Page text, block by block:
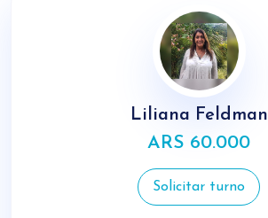
Liliana Feldman
ARS 60.000
Solicitar turno